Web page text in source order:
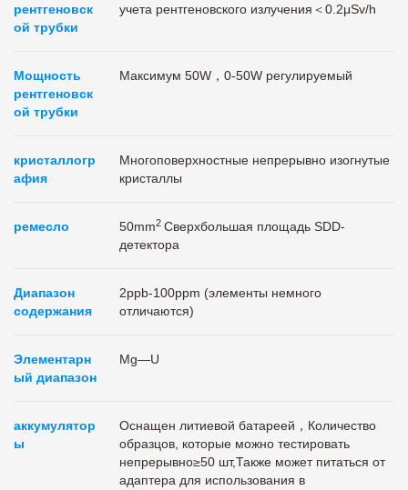
рентгеновск
ой трубки
учета рентгеновского излучения＜0.2μSv/h
Мощность
рентгеновск
ой трубки
Максимум 50W，0-50W регулируемый
кристаллогр
афия
Многоповерхностные непрерывно изогнутые
кристаллы
ремесло 50mm2 Сверхбольшая площадь SDD-
детектора
Диапазон
содержания
2ppb-100ppm (элементы немного
отличаются)
Элементарн
ый диапазон
Mg—U
аккумулятор
ы
Оснащен литиевой батареей，Количество
образцов, которые можно тестировать
непрерывно≥50 шт,Также может питаться от
адаптера для использования в